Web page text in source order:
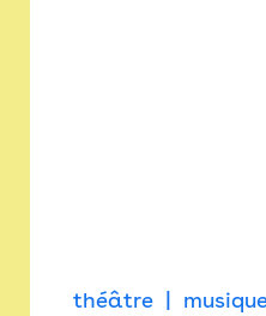
théâtre